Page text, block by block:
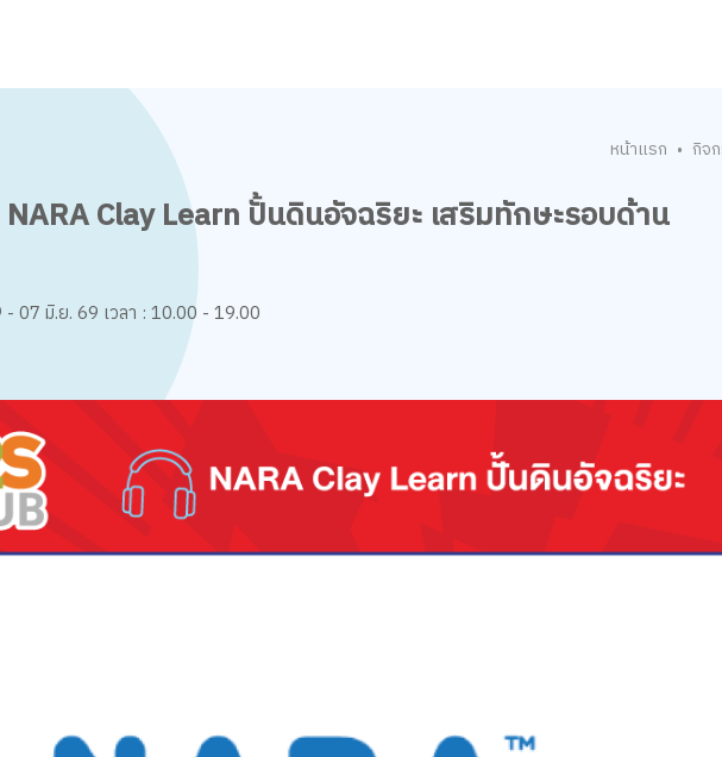
หน้าแรก • กิจ
Clay Learn ปั้นดินอัจฉริยะ เสริมทักษะรอบด้าน
- 07 มิ.ย. 69 เวลา : 10.00 - 19.00